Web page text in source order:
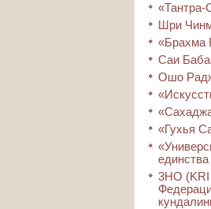
«Тантра-
Шри
«Брахма
Саи Баба
Ошо
«Гухья
3HO